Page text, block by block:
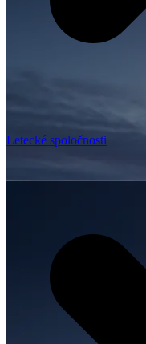
Letecké spoločnosti